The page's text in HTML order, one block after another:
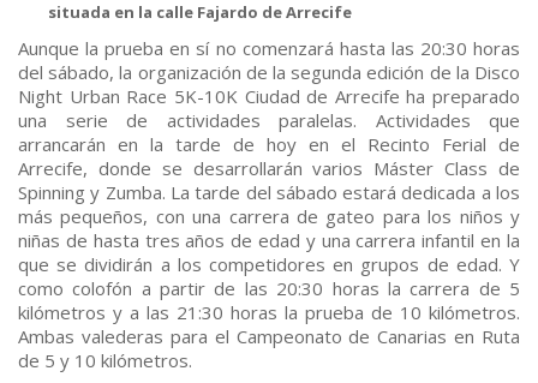
situada en la calle Fajardo de Arrecife
Aunque la prueba en sí no comenzará hasta las 20:30 horas
del sábado, la organización de la segunda edición de la Disco
Night Urban Race 5K-10K Ciudad de Arrecife ha preparado
una serie de actividades paralelas. Actividades que
arrancarán en la tarde de hoy en el Recinto Ferial de
Arrecife, donde se desarrollarán varios Máster Class de
Spinning y Zumba. La tarde del sábado estará dedicada a los
más pequeños, con una carrera de gateo para los niños y
niñas de hasta tres años de edad y una carrera infantil en la
que se dividirán a los competidores en grupos de edad. Y
como colofón a partir de las 20:30 horas la carrera de 5
kilómetros y a las 21:30 horas la prueba de 10 kilómetros.
Ambas valederas para el Campeonato de Canarias en Ruta
de 5 y 10 kilómetros.